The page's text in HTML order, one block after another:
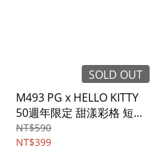
SOLD OUT
M493 PG x HELLO KITTY
50週年限定 甜漾彩格 短夾
紫色
NT$590
NT$399